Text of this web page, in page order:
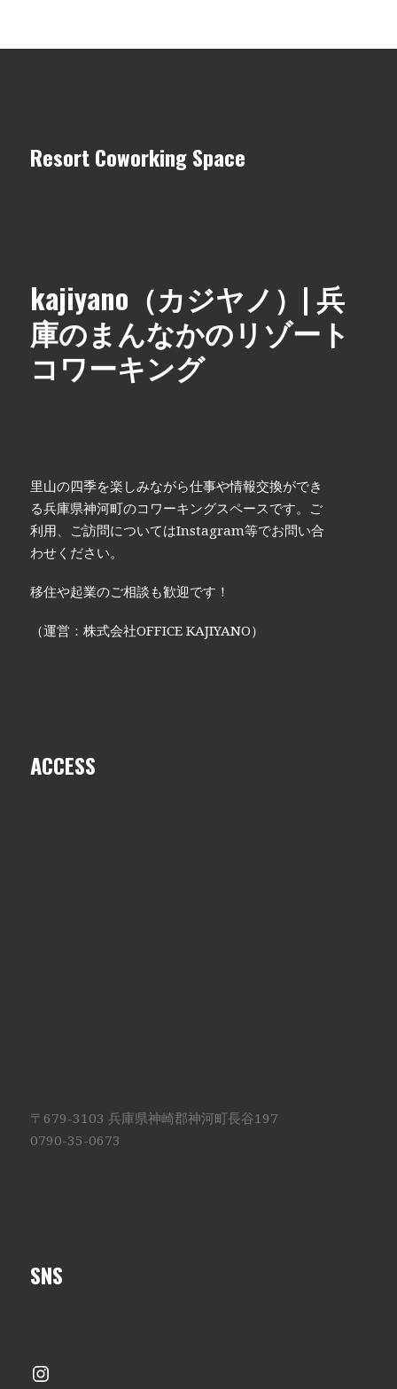
Resort Coworking Space
kajiyano（カジヤノ）| 兵
庫のまんなかのリゾート
コワーキング
里山の四季を楽しみながら仕事や情報交換ができ
る兵庫県神河町のコワーキングスペースです。ご
利用、ご訪問についてはInstagram等でお問い合
わせください。
移住や起業のご相談も歓迎です！
（運営：株式会社OFFICE KAJIYANO）
ACCESS
〒679-3103 兵庫県神崎郡神河町長谷197
0790-35-0673
SNS
Instagram